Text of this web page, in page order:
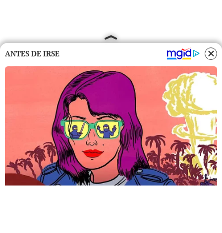
ANTES DE IRSE